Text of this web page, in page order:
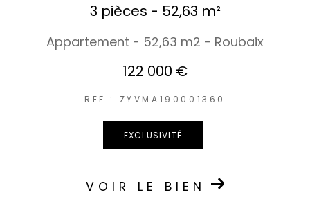
3 pièces - 52,63 m²
Appartement - 52,63 m2 - Roubaix
122 000 €
REF : ZYVMA190001360
EXCLUSIVITÉ
VOIR LE BIEN